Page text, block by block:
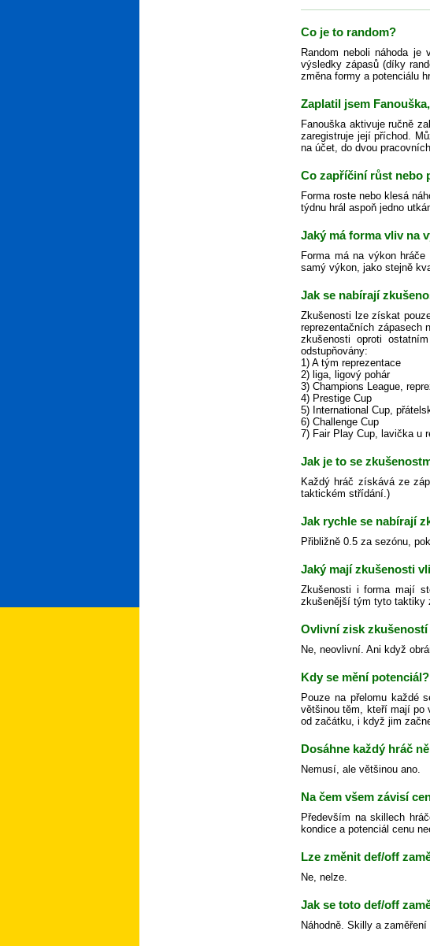
Co je to random?
Random neboli náhoda
výsledky zápasů (díky
změna formy a potenciálu
Zaplatil jsem
Fanouška aktivuje ručně
zaregistruje její příchod.
na účet, do dvou
Co zapříčiní růst nebo
Forma roste nebo klesá
týdnu hrál aspoň jedno
Jaký má forma vliv na
Forma má na výkon
samý výkon, jako stejně
Jak se nabírají
Zkušenosti lze získat
reprezentačních zápasech
zkušenosti oproti
odstupňovány:
1) A tým reprezentace
2) liga, ligový pohár
3) Champions League,
4) Prestige Cup
5) International Cup,
6) Challenge Cup
7) Fair Play Cup, lavička u
Jak je to se
Každý hráč získává ze
taktickém střídání.)
Jak rychle se nabírají
Přibližně 0.5 za sezónu,
Jaký mají zkušenosti
Zkušenosti i forma mají
zkušenější tým tyto taktiky
Ovlivní zisk
Ne, neovlivní. Ani když
Kdy se mění potenciál?
Pouze na přelomu každé
většinou těm, kteří mají po
od začátku, i když jim
Dosáhne každý hráč
Nemusí, ale většinou ano.
Na čem všem závisí
Především na skillech
kondice a potenciál cenu
Lze změnit def/off
Ne, nelze.
Jak se toto def/off
Náhodně. Skilly a